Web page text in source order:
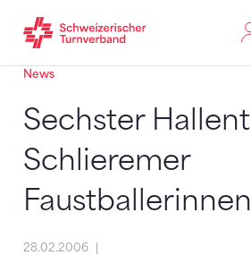
Zum Inhalt springen
Zur Sitemap navigieren
Zum Navigieren dieser Seite
News
Sechster
Schlieremer
Faustballerinnen
28.02.2006